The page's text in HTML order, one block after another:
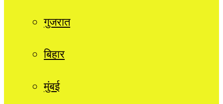
गुजरात
बिहार
मुंबई